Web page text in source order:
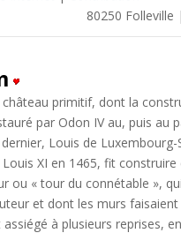
80250 Folleville |
château primitif, dont la
par Odon IV au, puis au
dernier, Louis de
Louis XI en 1465, fit
ou « tour du connétable »,
et dont les murs faisaient
à plusieurs reprises,